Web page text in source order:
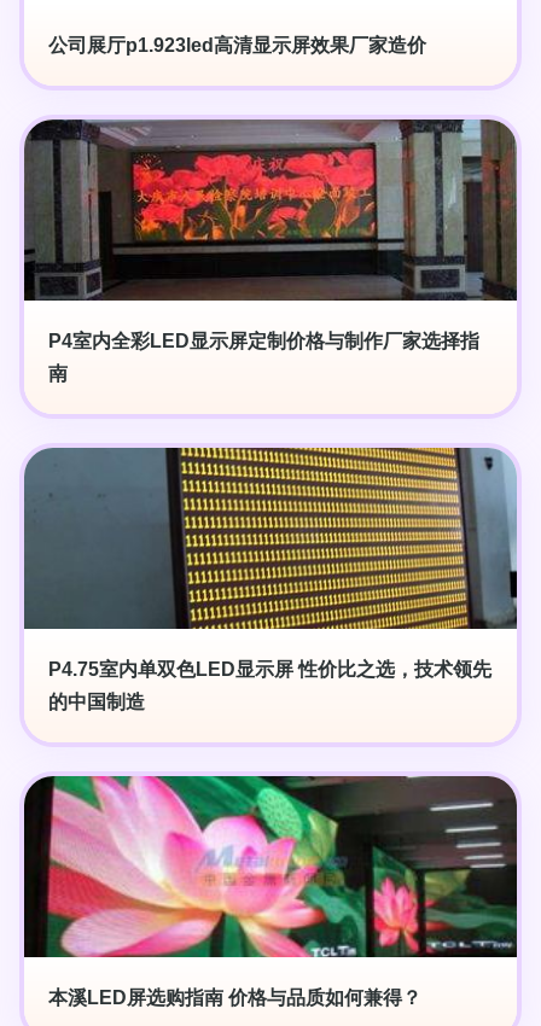
公司展厅p1.923led高清显示屏效果厂家造价
P4室内全彩LED显示屏定制价格与制作厂家选择指
南
P4.75室内单双色LED显示屏 性价比之选，技术领先
的中国制造
本溪LED屏选购指南 价格与品质如何兼得？